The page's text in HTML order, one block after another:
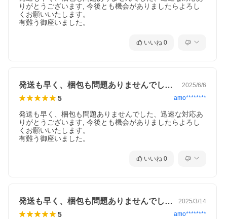
りがとうございます, 今後とも機会がありましたらよろし
くお願いいたします。
有難う御座いました。
いいね 0
発送も早く、梱包も問題ありませんでした… 2025/6/6
5 amo********
発送も早く、梱包も問題ありませんでした、迅速な対応あ
りがとうございます, 今後とも機会がありましたらよろし
くお願いいたします。
有難う御座いました。
いいね 0
発送も早く、梱包も問題ありませんでした… 2025/3/14
5 amo********